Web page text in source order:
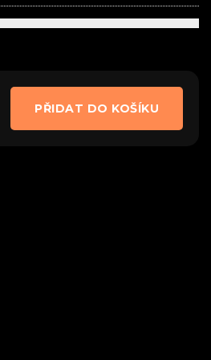
PŘIDAT DO KOŠÍKU